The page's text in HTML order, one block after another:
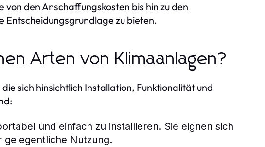
den Anschaffungskosten bis hin zu den
Entscheidungsgrundlage zu bieten.
Arten von Klimaanlagen?
sich hinsichtlich Installation, Funktionalität und
und einfach zu installieren. Sie eignen sich
Nutzung.